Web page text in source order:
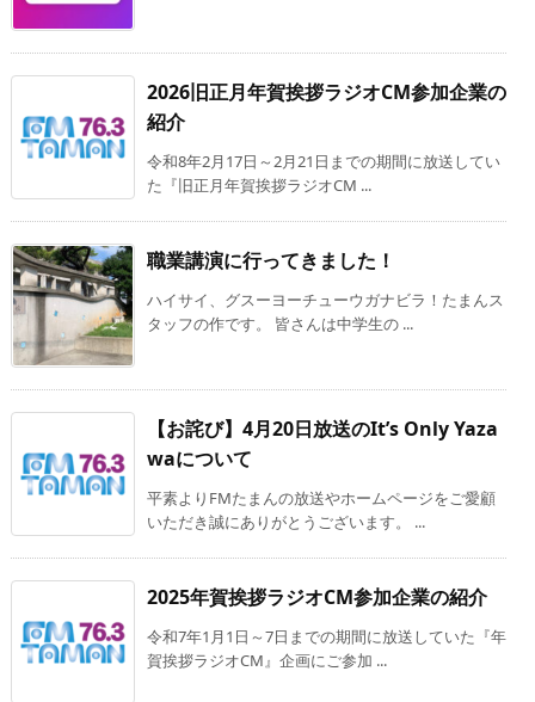
2026旧正月年賀挨拶ラジオCM参加企業の
紹介
令和8年2月17日～2月21日までの期間に放送してい
た『旧正月年賀挨拶ラジオCM ...
職業講演に行ってきました！
ハイサイ、グスーヨーチューウガナビラ！たまんス
タッフの作です。 皆さんは中学生の ...
【お詫び】4月20日放送のIt’s Only Yaza
waについて
平素よりFMたまんの放送やホームページをご愛顧
いただき誠にありがとうございます。 ...
2025年賀挨拶ラジオCM参加企業の紹介
令和7年1月1日～7日までの期間に放送していた『年
賀挨拶ラジオCM』企画にご参加 ...